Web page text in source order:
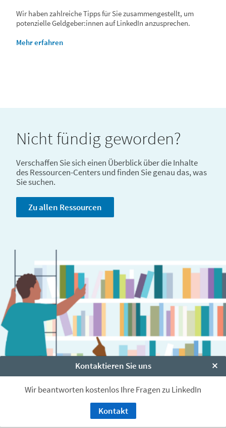
Wir haben zahlreiche Tipps für Sie zusammengestellt, um
potenzielle Geldgeber:innen auf LinkedIn anzusprechen.
Mehr erfahren
Nicht fündig geworden?
Verschaffen Sie sich einen Überblick über die Inhalte
des Ressourcen-Centers und finden Sie genau das, was
Sie suchen.
Zu allen Ressourcen
Kontaktieren Sie uns
Wir beantworten kostenlos Ihre Fragen zu LinkedIn
Kontakt